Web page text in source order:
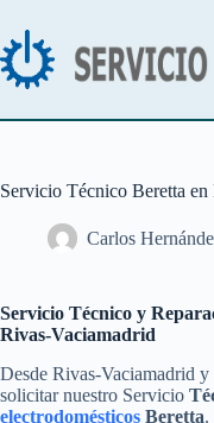
contenido
Servicio Técnico Beretta
Carlos
Servicio Técnico y
Rivas-Vaciamadrid
Desde Rivas-Vaciamadrid
solicitar nuestro Servicio
electrodomésticos Beretta.